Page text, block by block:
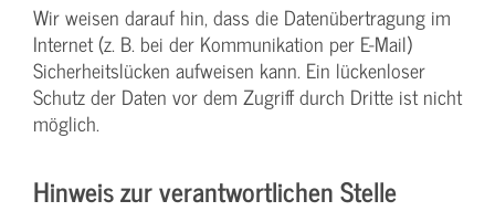
Wir weisen darauf hin, dass die Datenübertragung im
Internet (z. B. bei der Kommunikation per E-Mail)
Sicherheitslücken aufweisen kann. Ein lückenloser
Schutz der Daten vor dem Zugriff durch Dritte ist nicht
möglich.
Hinweis zur verantwortlichen Stelle